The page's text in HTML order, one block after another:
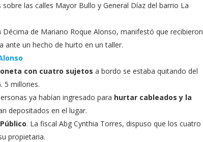
las calles Mayor Bullo y General Díaz del barrio La
Décima de Mariano Roque Alonso, manifestó que recibieron
ante un hecho de hurto en un taller.
con cuatro sujetos a bordo se estaba quitando del
5 millones.
ya habían ingresado para hurtar cableados y la
depositados en el lugar.
. La fiscal Abg Cynthia Torres, dispuso que los cuatro
propietaria.